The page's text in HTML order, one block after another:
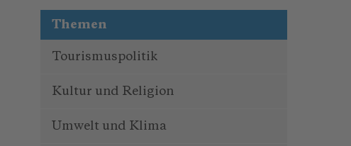
Themen
Tourismuspolitik
Kultur und Religion
Umwelt und Klima